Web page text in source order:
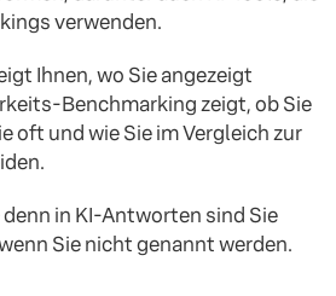
verwenden.
Ihnen, wo Sie angezeigt
Benchmarking zeigt, ob Sie
oft und wie Sie im Vergleich zur
in KI-Antworten sind Sie
Sie nicht genannt werden.